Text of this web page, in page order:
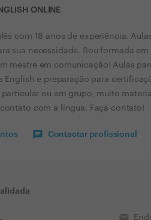
ONLINE
com 18 anos de experiência.
sua necessidade. Sou formada
mestre em comunicação! Aulas
English e preparação para
ou em grupo, muito
com a língua. Faça contato!
Contactar profissional
email